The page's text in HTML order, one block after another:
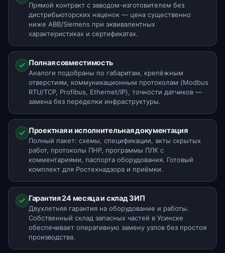
Прямой контракт с заводом-изготовителем без
дистрибьюторских наценок — цена существенно
ниже ABB/Siemens при эквивалентных
характеристиках и сертификатах.
Полная совместимость
Аналоги подобраны по габаритам, крепёжным
отверстиям, коммуникационным протоколам (Modbus
RTU/TCP, Profibus, Ethernet/IP), точности датчиков —
замена без переделки инфраструктуры.
Проектная и исполнительная документация
Полный пакет: схемы, спецификации, акты скрытых
работ, протоколы ПНР, программы ПЛК с
комментариями, паспорта оборудования. Готовый
комплект для Ростехнадзора и приёмки.
Гарантия 24 месяца и склад ЗИП
Двухлетняя гарантия на оборудование и работы.
Собственный склад запасных частей в Усинске
обеспечивает оперативную замену узлов без простоя
производства.